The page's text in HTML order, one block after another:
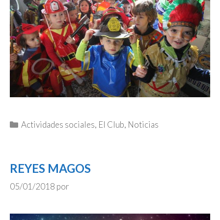
Categorías
Actividades sociales, El Club, Noticias
REYES MAGOS
05/01/2018 por